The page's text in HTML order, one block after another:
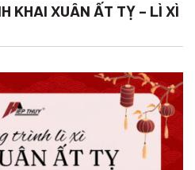
KHAI XUÂN ẤT TỴ – LÌ XÌ